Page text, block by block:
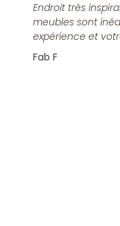
Endroit très
meubles sont
expérience et
Fab F